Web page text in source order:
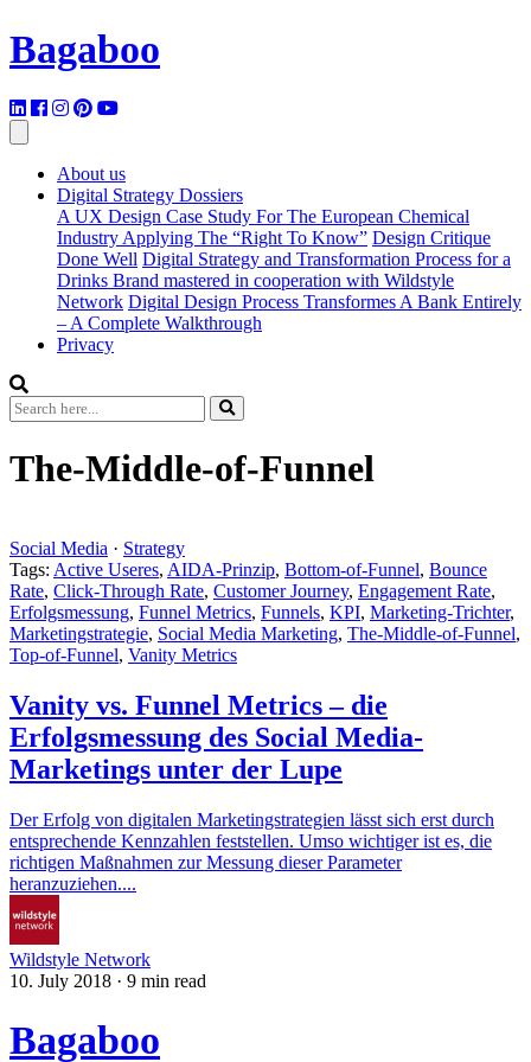
Bagaboo
About us
Digital Strategy Dossiers
A UX Design Case Study For The European Chemical
Industry Applying The “Right To Know” Design Critique
Done Well Digital Strategy and Transformation Process for a
Drinks Brand mastered in cooperation with Wildstyle
Network Digital Design Process Transformes A Bank Entirely
– A Complete Walkthrough
Privacy
The-Middle-of-Funnel
Social Media · Strategy
Tags: Active Useres, AIDA-Prinzip, Bottom-of-Funnel, Bounce
Rate, Click-Through Rate, Customer Journey, Engagement Rate,
Erfolgsmessung, Funnel Metrics, Funnels, KPI, Marketing-Trichter,
Marketingstrategie, Social Media Marketing, The-Middle-of-Funnel,
Top-of-Funnel, Vanity Metrics
Vanity vs. Funnel Metrics – die
Erfolgsmessung des Social Media-
Marketings unter der Lupe
Der Erfolg von digitalen Marketingstrategien lässt sich erst durch
entsprechende Kennzahlen feststellen. Umso wichtiger ist es, die
richtigen Maßnahmen zur Messung dieser Parameter
heranzuziehen....
Wildstyle Network
10. July 2018 · 9 min read
Bagaboo